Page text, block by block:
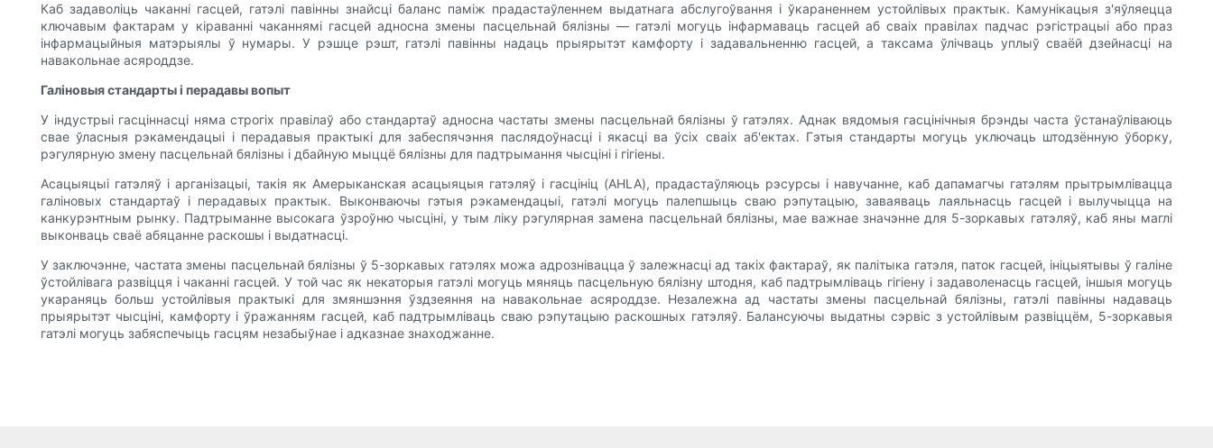
Каб задаволіць чаканні гасцей, гатэлі павінны знайсці баланс паміж прадастаўленнем выдатнага абслугоўвання і ўкараненнем устойлівых практык. Камунікацыя з'яўляецца
ключавым фактарам у кіраванні чаканнямі гасцей адносна змены пасцельнай бялізны — гатэлі могуць інфармаваць гасцей аб сваіх правілах падчас рэгістрацыі або праз
інфармацыйныя матэрыялы ў нумары. У рэшце рэшт, гатэлі павінны надаць прыярытэт камфорту і задавальненню гасцей, а таксама ўлічваць уплыў сваёй дзейнасці на
навакольнае асяроддзе.
Галіновыя стандарты і перадавы вопыт
У індустрыі гасціннасці няма строгіх правілаў або стандартаў адносна частаты змены пасцельнай бялізны ў гатэлях. Аднак вядомыя гасцінічныя брэнды часта ўстанаўліваюць
свае ўласныя рэкамендацыі і перадавыя практыкі для забеспячэння паслядоўнасці і якасці ва ўсіх сваіх аб'ектах. Гэтыя стандарты могуць уключаць штодзённую ўборку,
рэгулярную змену пасцельнай бялізны і дбайную мыццё бялізны для падтрымання чысціні і гігіены.
Асацыяцыі гатэляў і арганізацыі, такія як Амерыканская асацыяцыя гатэляў і гасцініц (AHLA), прадастаўляюць рэсурсы і навучанне, каб дапамагчы гатэлям прытрымлівацца
галіновых стандартаў і перадавых практык. Выконваючы гэтыя рэкамендацыі, гатэлі могуць палепшыць сваю рэпутацыю, заваяваць лаяльнасць гасцей і вылучыцца на
канкурэнтным рынку. Падтрыманне высокага ўзроўню чысціні, у тым ліку рэгулярная замена пасцельнай бялізны, мае важнае значэнне для 5-зоркавых гатэляў, каб яны маглі
выконваць сваё абяцанне раскошы і выдатнасці.
У заключэнне, частата змены пасцельнай бялізны ў 5-зоркавых гатэлях можа адрознівацца ў залежнасці ад такіх фактараў, як палітыка гатэля, паток гасцей, ініцыятывы ў галіне
ўстойлівага развіцця і чаканні гасцей. У той час як некаторыя гатэлі могуць мяняць пасцельную бялізну штодня, каб падтрымліваць гігіену і задаволенасць гасцей, іншыя могуць
укараняць больш устойлівыя практыкі для змяншэння ўздзеяння на навакольнае асяроддзе. Незалежна ад частаты змены пасцельнай бялізны, гатэлі павінны надаваць
прыярытэт чысціні, камфорту і ўражанням гасцей, каб падтрымліваць сваю рэпутацыю раскошных гатэляў. Балансуючы выдатны сэрвіс з устойлівым развіццём, 5-зоркавыя
гатэлі могуць забяспечыць гасцям незабыўнае і адказнае знаходжанне.